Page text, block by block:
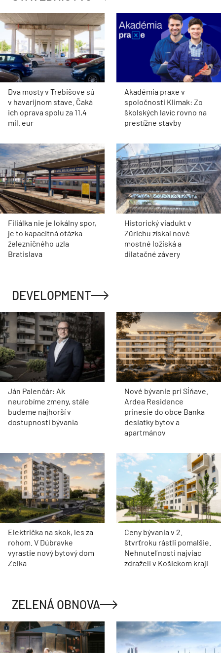
Dva mosty v Trebišove sú
v havarijnom stave. Čaká
ich oprava spolu za 11,4
mil. eur
Akadémia praxe v
spoločnosti Klimak: Zo
školských lavíc rovno na
prestížne stavby
Filiálka nie je lokálny spor,
je to kapacitná otázka
železničného uzla
Bratislava
Historický viadukt v
Zürichu získal nové
mostné ložiská a
dilatačné závery
DEVELOPMENT
Ján Palenčár: Ak
neurobíme zmeny, stále
budeme najhorší v
dostupnosti bývania
Nové bývanie pri Sĺňave.
Ardea Residence
prinesie do obce Banka
desiatky bytov a
apartmánov
Električka na skok, les za
rohom. V Dúbravke
vyrastie nový bytový dom
Zelka
Ceny bývania v 2.
štvrťroku rástli pomalšie.
Nehnuteľnosti najviac
zdraželi v Košickom kraji
ZELENÁ OBNOVA